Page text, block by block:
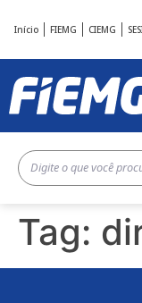
Início FIEMG CIEMG
Tag: